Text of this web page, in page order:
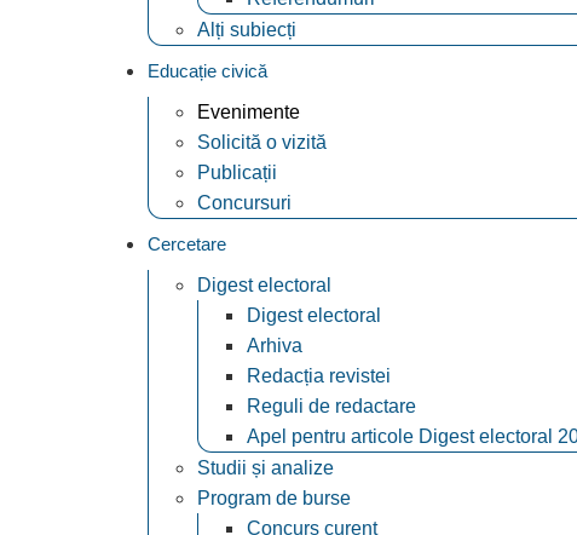
Alți subiecți
Educație civică
Evenimente
Solicită o vizită
Publicații
Concursuri
Cercetare
Digest electoral
Digest electoral
Arhiva
Redacția revistei
Reguli de redactare
Apel pentru articole Digest electoral
Studii și analize
Program de burse
Concurs curent